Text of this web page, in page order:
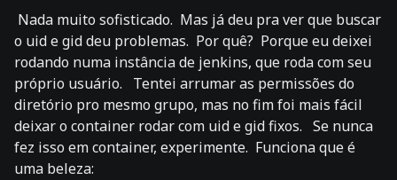
Nada muito sofisticado. Mas já deu pra ver que buscar
o uid e gid deu problemas. Por quê? Porque eu deixei
rodando numa instância de jenkins, que roda com seu
próprio usuário. Tentei arrumar as permissões do
diretório pro mesmo grupo, mas no fim foi mais fácil
deixar o container rodar com uid e gid fixos. Se nunca
fez isso em container, experimente. Funciona que é
uma beleza: